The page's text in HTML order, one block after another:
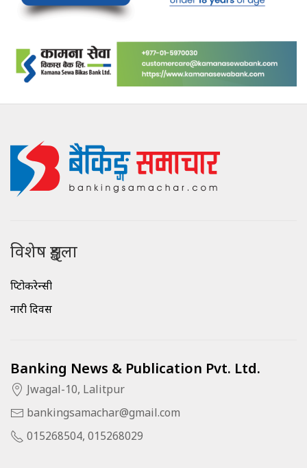
विशेष शृङ्खला
क्रिप्टोकरेन्सी
नारी दिवस
Banking News & Publication Pvt. Ltd.
Jwagal-10, Lalitpur
bankingsamachar@gmail.com
015268504, 015268029